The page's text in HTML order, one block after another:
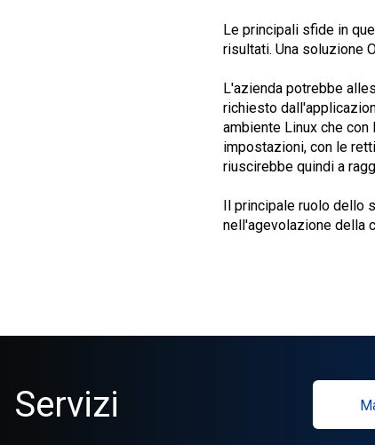
Le principali sfide in
risultati. Una soluzione
L'azienda potrebbe
richiesto
ambiente Linux che
impostazioni, con le
riuscirebbe quindi a
Il principale ruolo
nell'agevolazione della
Servizi